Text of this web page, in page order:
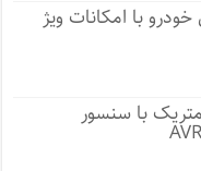
با امکانات ویژ
با سنسور